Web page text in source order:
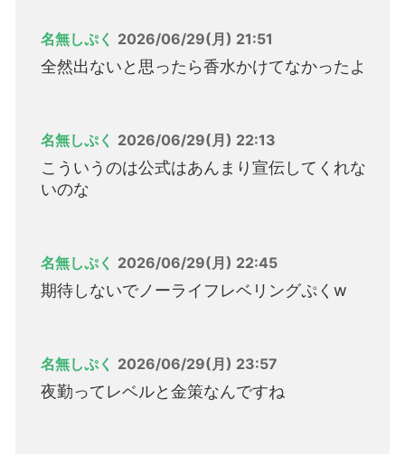
名無しぷく 2026/06/29(月) 21:51
全然出ないと思ったら香水かけてなかったよ
名無しぷく 2026/06/29(月) 22:13
こういうのは公式はあんまり宣伝してくれな
いのな
名無しぷく 2026/06/29(月) 22:45
期待しないでノーライフレベリングぷくw
名無しぷく 2026/06/29(月) 23:57
夜勤ってレベルと金策なんですね